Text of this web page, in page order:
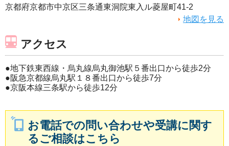
京都府京都市中京区三条通東洞院東入ル菱屋町41-2
地図を見る
アクセス
●地下鉄東西線・烏丸線烏丸御池駅５番出口から徒歩2分
●阪急京都線烏丸駅１８番出口から徒歩7分
●京阪本線三条駅から徒歩12分
お電話での問い合わせや受講に関す
るご相談はこちら